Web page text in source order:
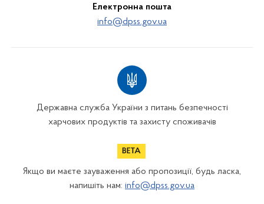
Електронна пошта
info@dpss.gov.ua
Державна служба України з питань безпечності
харчових продуктів та захисту споживачів
Якщо ви маєте зауваження або пропозиції, будь ласка,
напишіть нам: info@dpss.gov.ua